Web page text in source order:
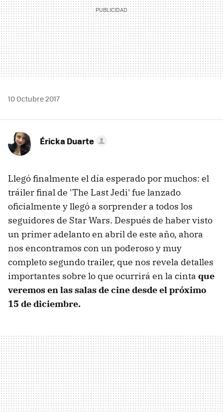
10 Octubre 2017
Éricka Duarte
Llegó finalmente el día esperado por muchos: el
tráiler final de 'The Last Jedi' fue lanzado
oficialmente y llegó a sorprender a todos los
seguidores de Star Wars. Después de haber visto
un primer adelanto en abril de este año, ahora
nos encontramos con un poderoso y muy
completo segundo trailer, que nos revela detalles
importantes sobre lo que ocurrirá en la cinta que
veremos en las salas de cine desde el próximo
15 de diciembre.